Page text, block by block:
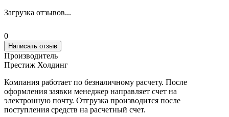
Загрузка отзывов...
0
Написать отзыв
Производитель
Престиж Холдинг
Компания работает по безналичному расчету. После
оформления заявки менеджер направляет счет на
электронную почту. Отгрузка производится после
поступления средств на расчетный счет.